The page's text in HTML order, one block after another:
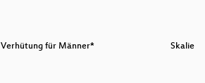
Verhütung für Männer*